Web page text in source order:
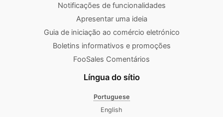
Notificações de funcionalidades
Apresentar uma ideia
Guia de iniciação ao comércio eletrónico
Boletins informativos e promoções
FooSales Comentários
Língua do sítio
Portuguese
English